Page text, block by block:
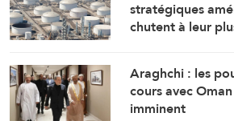
stratégiques
chutent à leur
Araghchi : les
cours avec
imminent